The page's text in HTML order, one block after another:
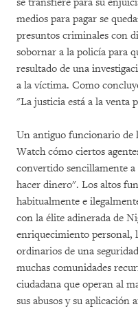
medios para pagar se
presuntos criminales con
sobornar a la policía para
resultado de una
a la víctima. Como
"La justicia está a la venta
Un antiguo funcionario de
Watch cómo ciertos
convertido sencillamente
hacer dinero". Los altos
habitualmente e
con la élite adinerada de
enriquecimiento personal,
ordinarios de una
muchas comunidades
ciudadana que operan al
sus abusos y su aplicación